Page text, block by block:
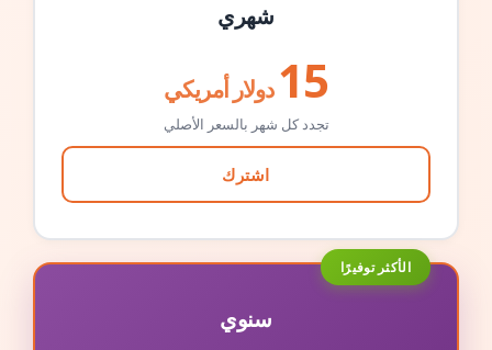
شهري
15 دولار أمريكي
تجدد كل شهر بالسعر الأصلي
اشترك
الأكثر توفيرًا
سنوي